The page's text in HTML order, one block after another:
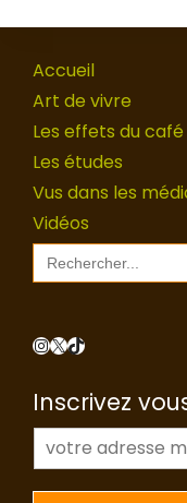
Accueil
Art de vivre
Les effets du café
Les études
Vus dans les
Vidéos
Search
for:
Instagram
X TikTok
Inscrivez
E